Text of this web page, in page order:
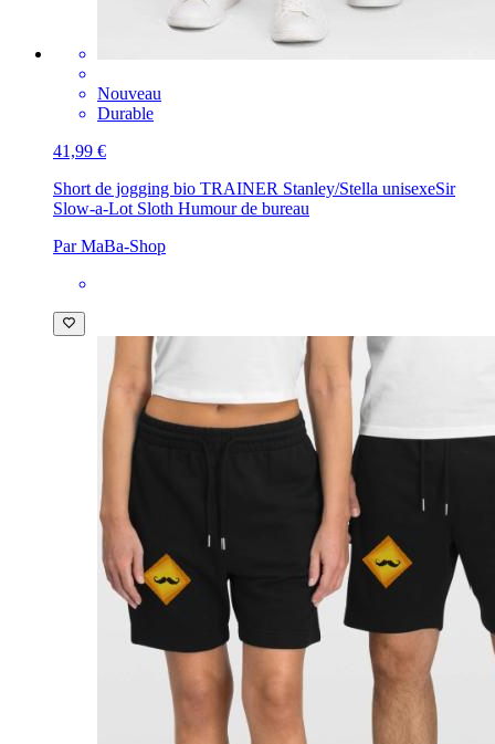
Nouveau
Durable
41,99 €
Short de jogging bio TRAINER Stanley/Stella unisexeSir
Slow-a-Lot Sloth Humour de bureau
Par MaBa-Shop